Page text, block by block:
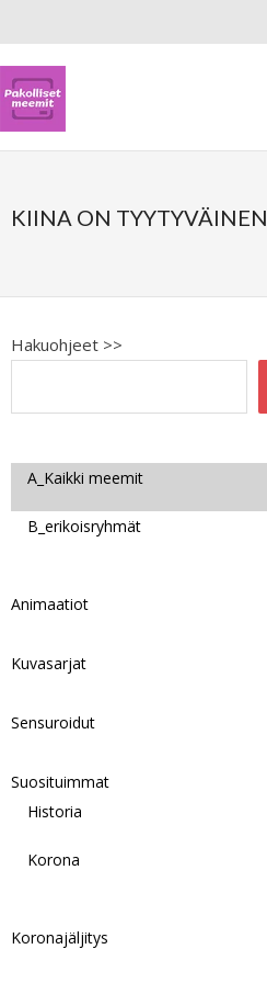
KIINA ON TYYTYVÄINEN
Hakuohjeet >>
A_Kaikki meemit
B_erikoisryhmät
Animaatiot
Kuvasarjat
Sensuroidut
Suosituimmat
Historia
Korona
Koronajäljitys